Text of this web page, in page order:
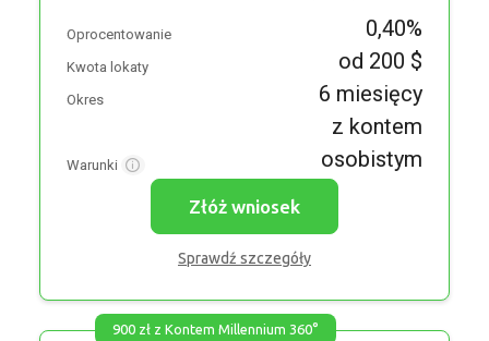
Oprocentowanie 0,40%
Kwota lokaty od 200 $
Okres 6 miesięcy
Warunki
z kontem
osobistym
Złóż wniosek
Sprawdź szczegóły
900 zł z Kontem Millennium 360°